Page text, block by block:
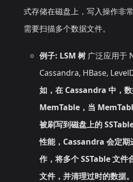
式存储在磁盘上，写入操作非
需要扫描多个数据文件。
例子: LSM 树 广泛应用于
Cassandra, HBase,
如，在 Cassandra 中，
MemTable，当
被刷写到磁盘上的
性能，Cassandra 会定
作，将多个 SSTable 文件
文件，并清理过时的数据。